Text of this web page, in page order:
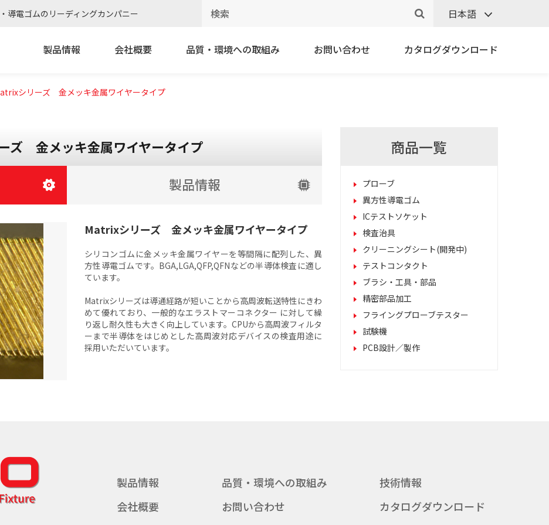
導電ゴムのリーディングカンパニー 日本語
製品情報 会社概要 品質・環境への取組み お問い合わせ カタログダウンロード
シリーズ 金メッキ金属ワイヤータイプ
ズ 金メッキ金属ワイヤータイプ
製品情報
Matrixシリーズ 金メッキ金属ワイヤータイプ
シリコンゴムに金メッキ金属ワイヤーを等間隔に配列した、異
方性導電ゴムです。BGA,LGA,QFP,QFNなどの半導体検査に適し
ています。
Matrixシリーズは導通経路が短いことから高周波転送特性にきわ
めて優れており、一般的なエラストマーコネクター に対して繰
り返し耐久性も大きく向上しています。CPUから高周波フィルタ
ーまで半導体をはじめとした高周波対応デバイスの検査用途に
採用いただいています。
商品一覧
プローブ
異方性導電ゴム
ICテストソケット
検査治具
クリーニングシート(開発中)
テストコンタクト
ブラシ・工具・部品
精密部品加工
フライングプローブテスター
試験機
PCB設計／製作
製品情報 品質・環境への取組み
技術情報
会社概要
お問い合わせ カタログダウンロード